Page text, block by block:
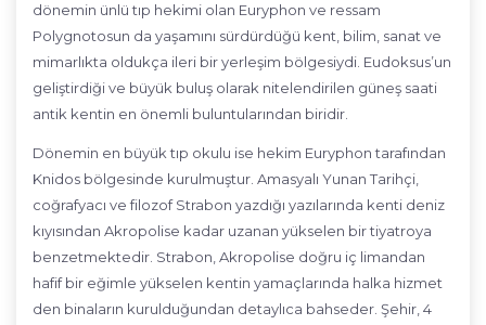
dönemin ünlü tıp hekimi olan Euryphon ve ressam
Polygnotosun da yaşamını sürdürdüğü kent, bilim, sanat ve
mimarlıkta oldukça ileri bir yerleşim bölgesiydi. Eudoksus’un
geliştirdiği ve büyük buluş olarak nitelendirilen güneş saati
antik kentin en önemli buluntularından biridir.
Dönemin en büyük tıp okulu ise hekim Euryphon tarafından
Knidos bölgesinde kurulmuştur. Amasyalı Yunan Tarihçi,
coğrafyacı ve filozof Strabon yazdığı yazılarında kenti deniz
kıyısından Akropolise kadar uzanan yükselen bir tiyatroya
benzetmektedir. Strabon, Akropolise doğru iç limandan
hafif bir eğimle yükselen kentin yamaçlarında halka hizmet
den binaların kurulduğundan detaylıca bahseder. Şehir, 4